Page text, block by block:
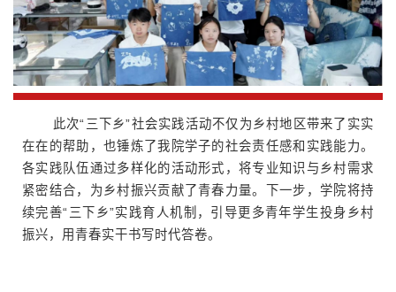
此次“三下乡”社会实践活动不仅为乡村地区带来了实实
在在的帮助，也锤炼了我院学子的社会责任感和实践能力。
各实践队伍通过多样化的活动形式，将专业知识与乡村需求
紧密结合，为乡村振兴贡献了青春力量。下一步，学院将持
续完善“三下乡”实践育人机制，引导更多青年学生投身乡村
振兴，用青春实干书写时代答卷。